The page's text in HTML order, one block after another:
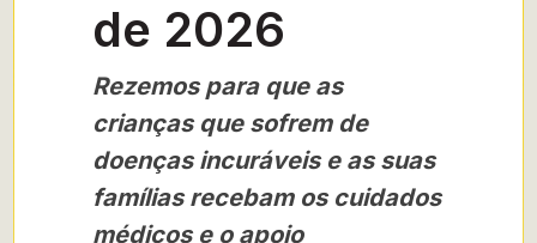
de 2026
Rezemos para que as
crianças que sofrem de
doenças incuráveis e as suas
famílias recebam os cuidados
médicos e o apoio